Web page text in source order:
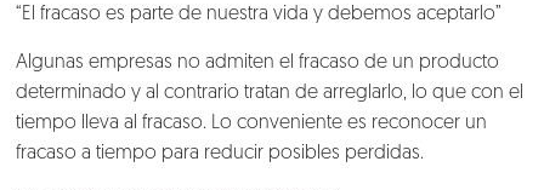
“El fracaso es parte de nuestra vida y debemos aceptarlo”
Algunas empresas no admiten el fracaso de un producto
determinado y al contrario tratan de arreglarlo, lo que con el
tiempo lleva al fracaso. Lo conveniente es reconocer un
fracaso a tiempo para reducir posibles perdidas.